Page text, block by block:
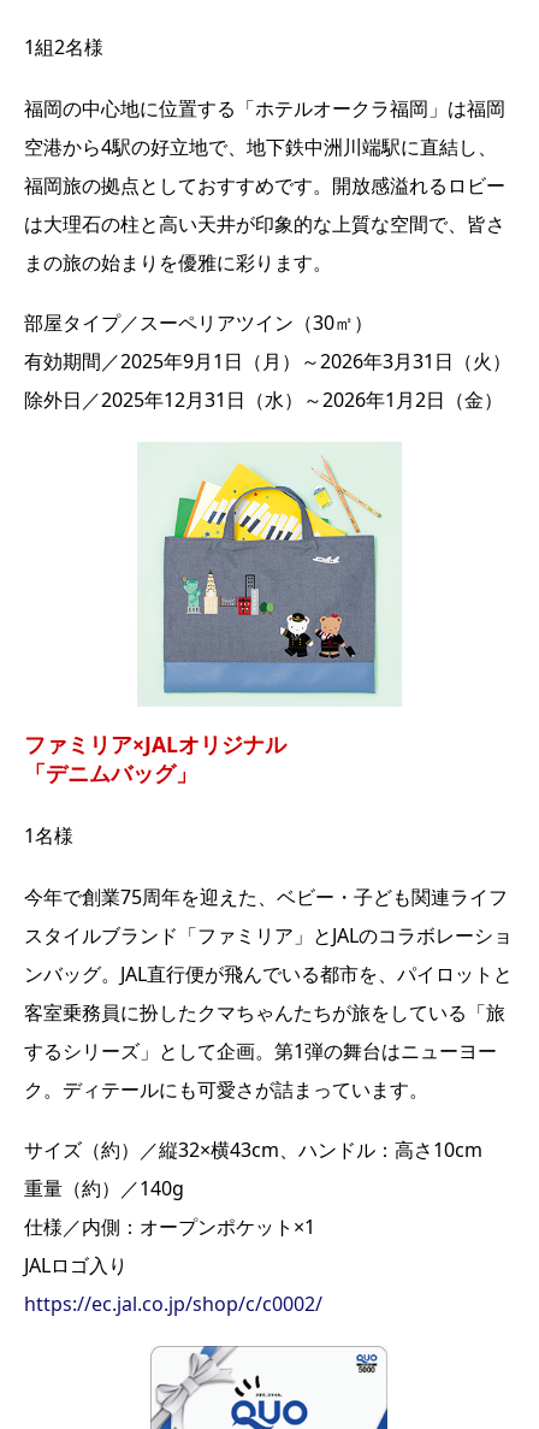
1組2名様
福岡の中心地に位置する「ホテルオークラ福岡」は福岡
空港から4駅の好立地で、地下鉄中洲川端駅に直結し、
福岡旅の拠点としておすすめです。開放感溢れるロビー
は大理石の柱と高い天井が印象的な上質な空間で、皆さ
まの旅の始まりを優雅に彩ります。
部屋タイプ／スーペリアツイン（30㎡）
有効期間／2025年9月1日（月）～2026年3月31日（火）
除外日／2025年12月31日（水）～2026年1月2日（金）
ファミリア×JALオリジナル
「デニムバッグ」
1名様
今年で創業75周年を迎えた、ベビー・子ども関連ライフ
スタイルブランド「ファミリア」とJALのコラボレーショ
ンバッグ。JAL直行便が飛んでいる都市を、パイロットと
客室乗務員に扮したクマちゃんたちが旅をしている「旅
するシリーズ」として企画。第1弾の舞台はニューヨー
ク。ディテールにも可愛さが詰まっています。
サイズ（約）／縦32×横43cm、ハンドル：高さ10cm
重量（約）／140g
仕様／内側：オープンポケット×1
JALロゴ入り
https://ec.jal.co.jp/shop/c/c0002/